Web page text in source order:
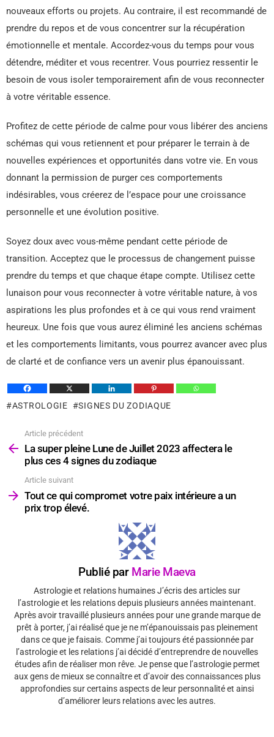
nouveaux efforts ou projets. Au contraire, il est recommandé de
prendre du repos et de vous concentrer sur la récupération
émotionnelle et mentale. Accordez-vous du temps pour vous
détendre, méditer et vous recentrer. Vous pourriez ressentir le
besoin de vous isoler temporairement afin de vous reconnecter
à votre véritable essence.
Profitez de cette période de calme pour vous libérer des anciens
schémas qui vous retiennent et pour préparer le terrain à de
nouvelles expériences et opportunités dans votre vie. En vous
donnant la permission de purger ces comportements
indésirables, vous créerez de l’espace pour une croissance
personnelle et une évolution positive.
Soyez doux avec vous-même pendant cette période de
transition. Acceptez que le processus de changement puisse
prendre du temps et que chaque étape compte. Utilisez cette
lunaison pour vous reconnecter à votre véritable nature, à vos
aspirations les plus profondes et à ce qui vous rend vraiment
heureux. Une fois que vous aurez éliminé les anciens schémas
et les comportements limitants, vous pourrez avancer avec plus
de clarté et de confiance vers un avenir plus épanouissant.
ASTROLOGIE SIGNES DU ZODIAQUE
plus
Article précédent
La super pleine Lune de Juillet 2023 affectera le
plus ces 4 signes du zodiaque
Article suivant
Tout ce qui compromet votre paix intérieure a un
prix trop élevé.
Publié par Marie Maeva
Astrologie et relations humaines J’écris des articles sur
l’astrologie et les relations depuis plusieurs années maintenant.
Après avoir travaillé plusieurs années pour une grande marque de
prêt à porter, j’ai réalisé que je ne m’épanouissais pas pleinement
dans ce que je faisais. Comme j’ai toujours été passionnée par
l’astrologie et les relations j’ai décidé d’entreprendre de nouvelles
études afin de réaliser mon rêve. Je pense que l’astrologie permet
aux gens de mieux se connaître et d’avoir des connaissances plus
approfondies sur certains aspects de leur personnalité et ainsi
d’améliorer leurs relations avec les autres.